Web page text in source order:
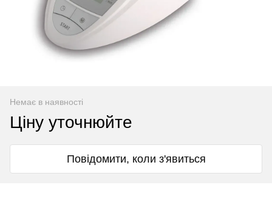
Немає в наявності
Ціну уточнюйте
Повідомити, коли з'явиться